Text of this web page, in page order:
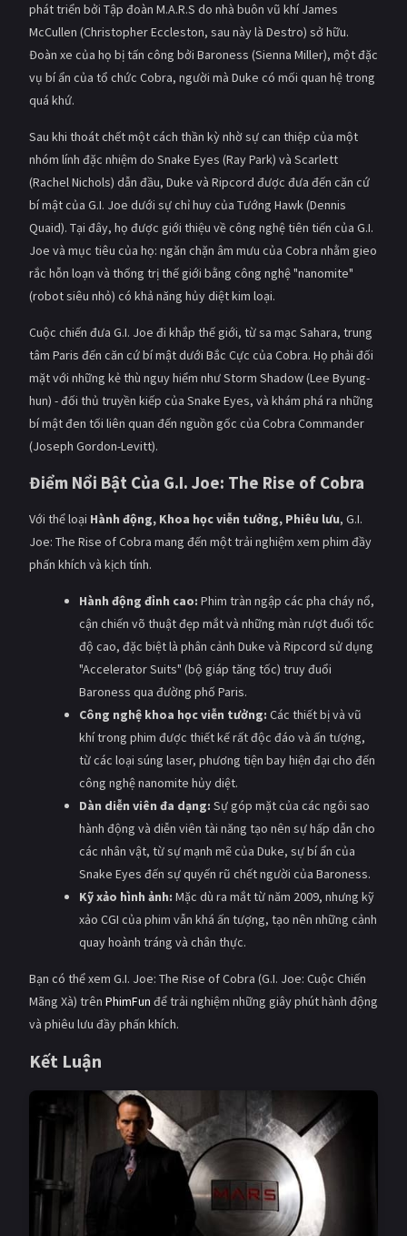
phát triển bởi Tập đoàn M.A.R.S do nhà buôn vũ khí James
McCullen (Christopher Eccleston, sau này là Destro) sở hữu.
Đoàn xe của họ bị tấn công bởi Baroness (Sienna Miller), một đặc
vụ bí ẩn của tổ chức Cobra, người mà Duke có mối quan hệ trong
quá khứ.
Sau khi thoát chết một cách thần kỳ nhờ sự can thiệp của một
nhóm lính đặc nhiệm do Snake Eyes (Ray Park) và Scarlett
(Rachel Nichols) dẫn đầu, Duke và Ripcord được đưa đến căn cứ
bí mật của G.I. Joe dưới sự chỉ huy của Tướng Hawk (Dennis
Quaid). Tại đây, họ được giới thiệu về công nghệ tiên tiến của G.I.
Joe và mục tiêu của họ: ngăn chặn âm mưu của Cobra nhằm gieo
rắc hỗn loạn và thống trị thế giới bằng công nghệ "nanomite"
(robot siêu nhỏ) có khả năng hủy diệt kim loại.
Cuộc chiến đưa G.I. Joe đi khắp thế giới, từ sa mạc Sahara, trung
tâm Paris đến căn cứ bí mật dưới Bắc Cực của Cobra. Họ phải đối
mặt với những kẻ thù nguy hiểm như Storm Shadow (Lee Byung-
hun) - đối thủ truyền kiếp của Snake Eyes, và khám phá ra những
bí mật đen tối liên quan đến nguồn gốc của Cobra Commander
(Joseph Gordon-Levitt).
Điểm Nổi Bật Của G.I. Joe: The Rise of Cobra
Với thể loại Hành động, Khoa học viễn tưởng, Phiêu lưu, G.I.
Joe: The Rise of Cobra mang đến một trải nghiệm xem phim đầy
phấn khích và kịch tính.
Hành động đỉnh cao: Phim tràn ngập các pha cháy nổ,
cận chiến võ thuật đẹp mắt và những màn rượt đuổi tốc
độ cao, đặc biệt là phân cảnh Duke và Ripcord sử dụng
"Accelerator Suits" (bộ giáp tăng tốc) truy đuổi
Baroness qua đường phố Paris.
Công nghệ khoa học viễn tưởng: Các thiết bị và vũ
khí trong phim được thiết kế rất độc đáo và ấn tượng,
từ các loại súng laser, phương tiện bay hiện đại cho đến
công nghệ nanomite hủy diệt.
Dàn diễn viên đa dạng: Sự góp mặt của các ngôi sao
hành động và diễn viên tài năng tạo nên sự hấp dẫn cho
các nhân vật, từ sự mạnh mẽ của Duke, sự bí ẩn của
Snake Eyes đến sự quyến rũ chết người của Baroness.
Kỹ xảo hình ảnh: Mặc dù ra mắt từ năm 2009, nhưng kỹ
xảo CGI của phim vẫn khá ấn tượng, tạo nên những cảnh
quay hoành tráng và chân thực.
Bạn có thể xem G.I. Joe: The Rise of Cobra (G.I. Joe: Cuộc Chiến
Mãng Xà) trên PhimFun để trải nghiệm những giây phút hành động
và phiêu lưu đầy phấn khích.
Kết Luận